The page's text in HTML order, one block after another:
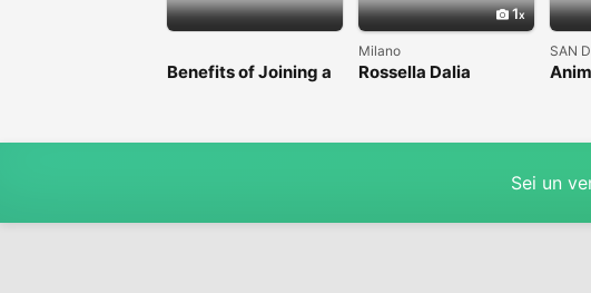
Benefits of Joining a
1
Milano
Rossella Dalia
SAN
Sei un